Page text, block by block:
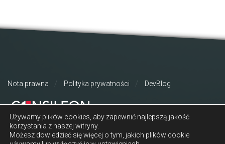
Nota prawna Polityka prywatności DevBlog
Używamy plików cookies, aby zapewnić najlepszą jakość
korzystania z naszej witryny.
Możesz dowiedzieć się więcej o tym, jakich plików cookie